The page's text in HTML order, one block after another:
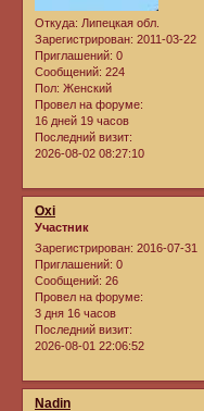
Откуда: Липецкая обл.
Зарегистрирован: 2011-03-22
Приглашений: 0
Сообщений: 224
Пол: Женский
Провел на форуме:
16 дней 19 часов
Последний визит:
2026-08-02 08:27:10
Oxi
Участник
Зарегистрирован: 2016-07-31
Приглашений: 0
Сообщений: 26
Провел на форуме:
3 дня 16 часов
Последний визит:
2026-08-01 22:06:52
Nadin